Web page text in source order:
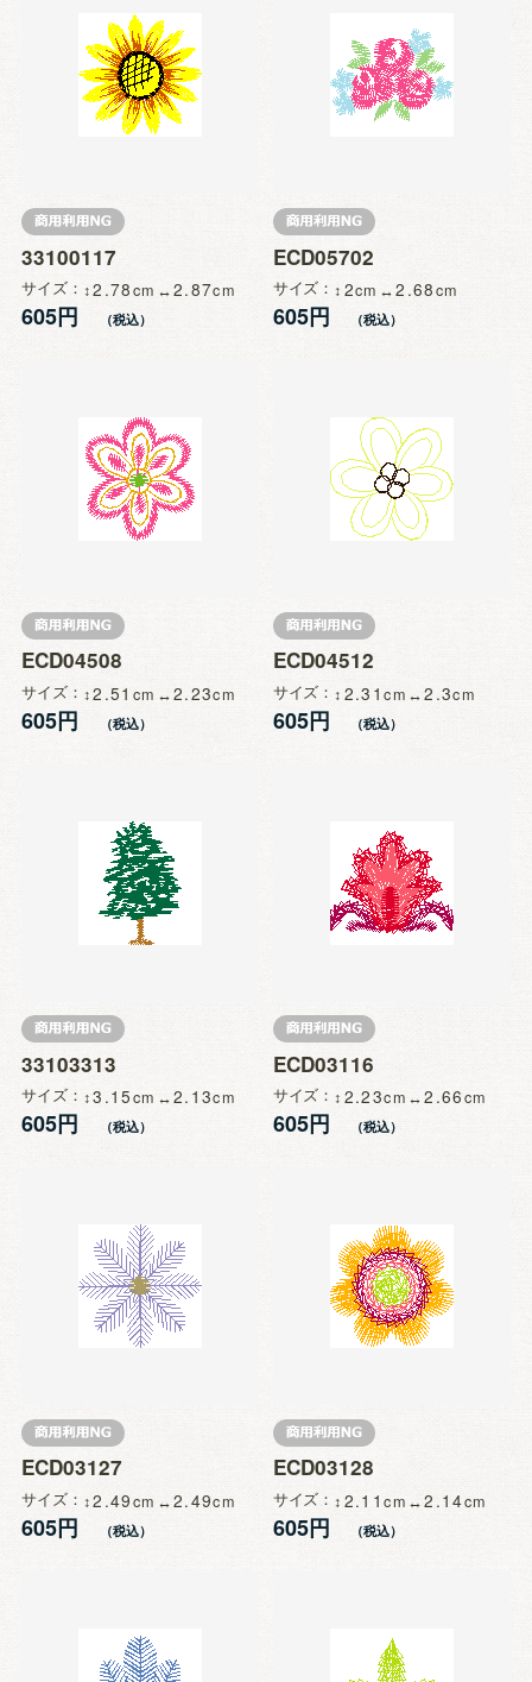
33100117
サイズ 2.78 2.87
605円
ECD05702
サイズ 2 2.68
605円
ECD04508
サイズ 2.51 2.23
605円
ECD04512
サイズ 2.31 2.3
605円
33103313
サイズ 3.15 2.13
605円
ECD03116
サイズ 2.23 2.66
605円
ECD03127
サイズ 2.49 2.49
605円
ECD03128
サイズ 2.11 2.14
605円